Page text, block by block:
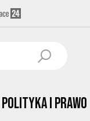
Polityka i prawo